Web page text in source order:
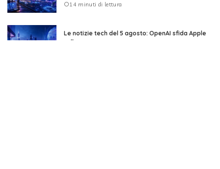
14 minuti di lettura
Le notizie tech del 5 agosto: OpenAI sfida Apple
sulla causa